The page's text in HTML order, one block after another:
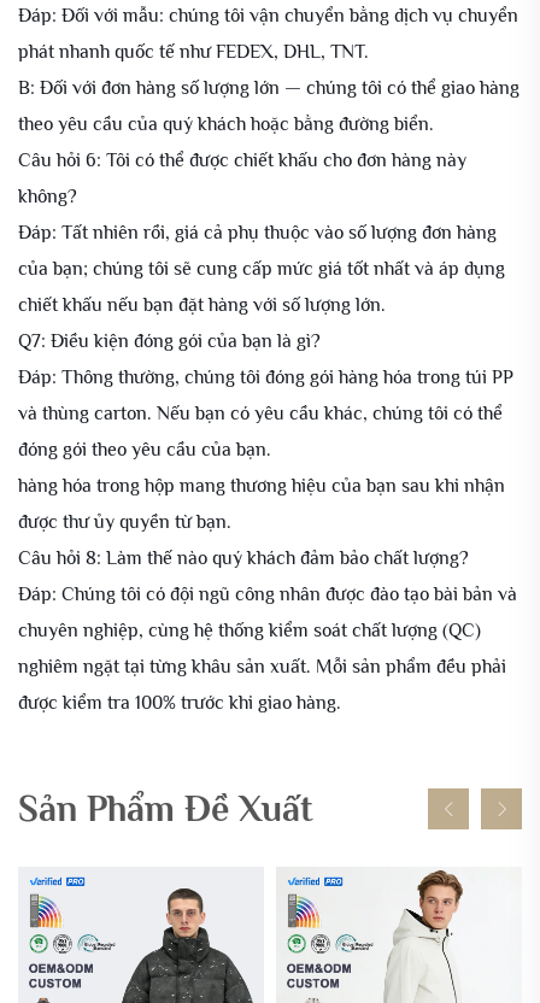
Đáp: Đối với mẫu: chúng tôi vận chuyển bằng dịch vụ chuyển
phát nhanh quốc tế như FEDEX, DHL, TNT.
B: Đối với đơn hàng số lượng lớn — chúng tôi có thể giao hàng
theo yêu cầu của quý khách hoặc bằng đường biển.
Câu hỏi 6: Tôi có thể được chiết khấu cho đơn hàng này
không?
Đáp: Tất nhiên rồi, giá cả phụ thuộc vào số lượng đơn hàng
của bạn; chúng tôi sẽ cung cấp mức giá tốt nhất và áp dụng
chiết khấu nếu bạn đặt hàng với số lượng lớn.
Q7: Điều kiện đóng gói của bạn là gì?
Đáp: Thông thường, chúng tôi đóng gói hàng hóa trong túi PP
và thùng carton. Nếu bạn có yêu cầu khác, chúng tôi có thể
đóng gói theo yêu cầu của bạn.
hàng hóa trong hộp mang thương hiệu của bạn sau khi nhận
được thư ủy quyền từ bạn.
Câu hỏi 8: Làm thế nào quý khách đảm bảo chất lượng?
Đáp: Chúng tôi có đội ngũ công nhân được đào tạo bài bản và
chuyên nghiệp, cùng hệ thống kiểm soát chất lượng (QC)
nghiêm ngặt tại từng khâu sản xuất. Mỗi sản phẩm đều phải
được kiểm tra 100% trước khi giao hàng.
Sản Phẩm Đề Xuất